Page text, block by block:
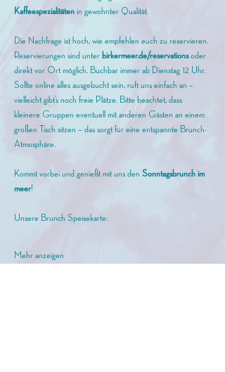
Kaffeespezialitäten in gewohnter Qualität.
Die Nachfrage ist hoch, wie empfehlen euch zu reservieren.
Reservierungen sind unter birkermeer.de/reservations oder
direkt vor Ort möglich. Buchbar immer ab Dienstag 12 Uhr.
Sollte online alles ausgebucht sein, ruft uns einfach an –
vielleicht gibt’s noch freie Plätze. Bitte beachtet, dass
kleinere Gruppen eventuell mit anderen Gästen an einem
großen Tisch sitzen – das sorgt für eine entspannte Brunch-
Atmosphäre.
Kommt vorbei und genießt mit uns den Sonntagsbrunch im
meer!
Unsere Brunch Speisekarte:
Mehr anzeigen